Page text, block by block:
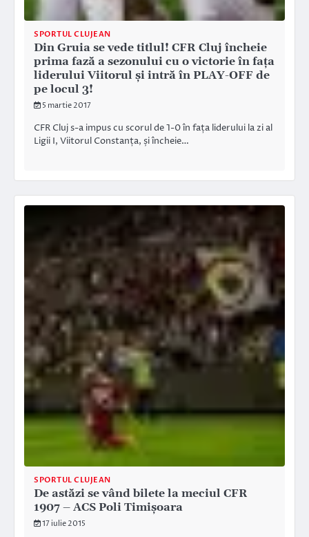
SPORTUL CLUJEAN
Din Gruia se vede titlul! CFR Cluj încheie
prima fază a sezonului cu o victorie în fața
liderului Viitorul și intră în PLAY-OFF de
pe locul 3!
5 martie 2017
CFR Cluj s-a impus cu scorul de 1-0 în fața liderului la zi al
Ligii I, Viitorul Constanța, și încheie…
SPORTUL CLUJEAN
De astăzi se vând bilete la meciul CFR
1907 – ACS Poli Timișoara
17 iulie 2015